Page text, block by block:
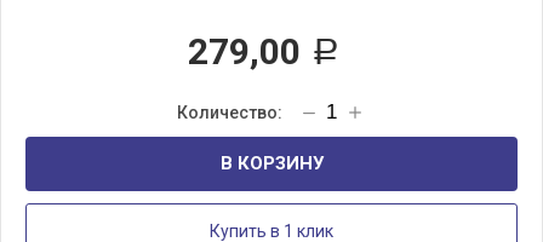
279,00 Р
В КОРЗИНУ
Купить в 1 клик